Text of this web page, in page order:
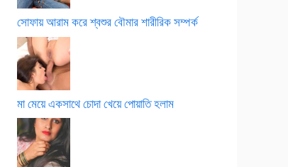
সোফায় আরাম করে শ্বশুর বৌমার শারীরিক সম্পর্ক
মা মেয়ে একসাথে চোদা খেয়ে পোয়াতি হলাম